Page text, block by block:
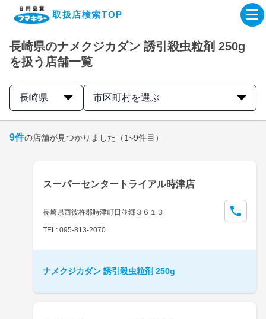
取扱店検索TOP
企業・IR情報サイト
製品情報サイト
取扱店検索はこちら
長崎県のナメクジカダン 誘引殺虫粒剤 250g
を扱う店舗一覧
長崎県 市区町村を選ぶ
9件の店舗が見つかりました （1~9件目）
スーパーセンタートライアル時津店
長崎県西彼杵郡時津町日並郷３６１３
TEL: 095-813-2070
ナメクジカダン 誘引殺虫粒剤 250g